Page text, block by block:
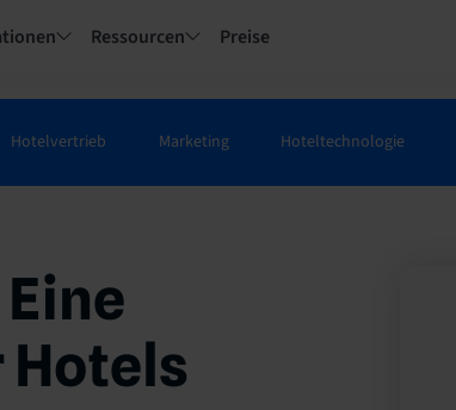
Ressourcen Preise
Hotelvertrieb Marketing Hoteltechnologie